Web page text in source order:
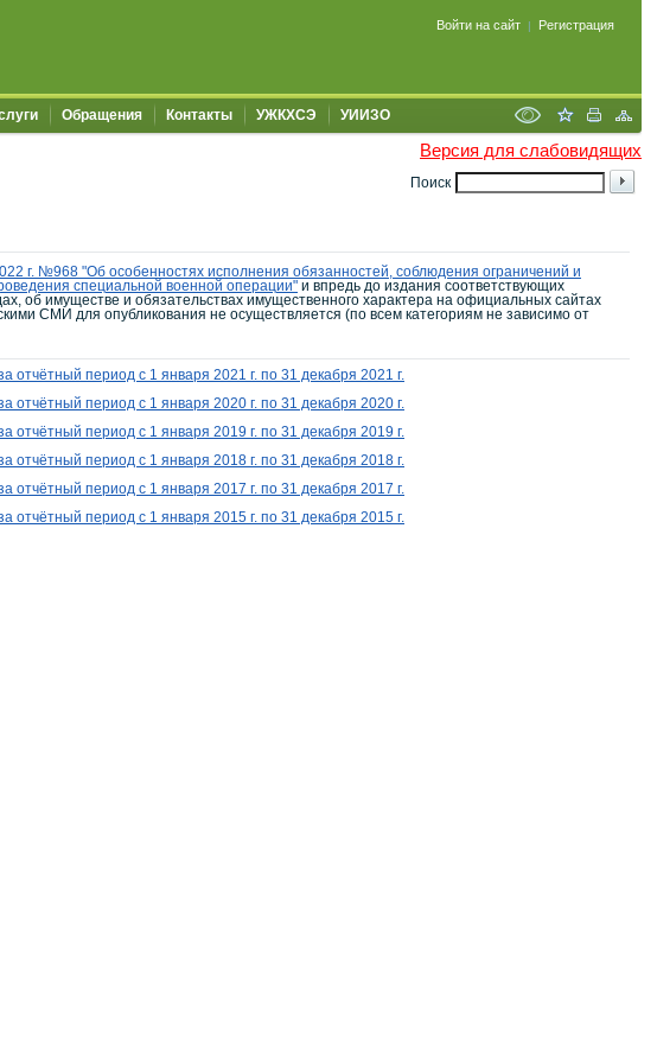
Войти на сайт | Регистрация
Обращения Контакты УЖКХСЭ УИИЗО
Версия для слабовидящих
Поиск
г. №968 "Об особенностях исполнения обязанностей, соблюдения ограничений и
специальной военной операции" и впредь до издания соответствующих
об имуществе и обязательствах имущественного характера на официальных сайтах
СМИ для опубликования не осуществляется (по всем категориям не зависимо от
отчётный период с 1 января 2021 г. по 31 декабря 2021 г.
отчётный период с 1 января 2020 г. по 31 декабря 2020 г.
период с 1 января 2019 г. по 31 декабря 2019 г.
период с 1 января 2018 г. по 31 декабря 2018 г.
период с 1 января 2017 г. по 31 декабря 2017 г.
период с 1 января 2015 г. по 31 декабря 2015 г.